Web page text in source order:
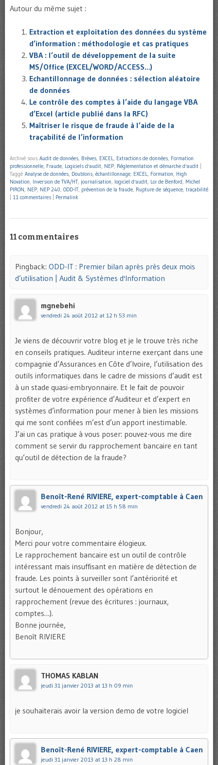
Autour du même sujet :
Extraction et exploitation des données du système
d’information : méthodologie et cas pratiques
VBA : l’outil de développement de la suite
MS/Office (EXCEL/WORD/ACCESS…)
Echantillonnage de données : sélection aléatoire
de données
Le contrôle des comptes à l’aide du langage VBA
d’Excel (article publié dans la RFC)
Maîtriser le risque de fraude à l’aide de la
traçabilité de l’information
Archivé sous Audit de données Brèves EXCEL Extractions de données Formation
professionnelle Fraude Logiciels d'audit NEP Réglementation et démarche d'audit
Taggé Analyse de données Doublons échantillonnage EXCEL Formation High
Novation Inversion de TVA/HT journalisation logiciel d'audit Loi de Benford Michel
PIRON NEP NEP 240 ODD-IT prévention de la fraude Rupture de séquence traçabilité
11 commentaires Permalink
11 commentaires
Pingback: ODD-IT : Premier bilan après près deux mois
d’utilisation | Audit & Systèmes d'Information
mgnebehi
vendredi 24 août 2012 at 12 h 53 min
Je viens de découvrir votre blog et je le trouve très riche
en conseils pratiques. Auditeur interne exerçant dans une
compagnie d’Assurances en Côte d’Ivoire, l’utilisation des
outils informatiques dans le cadre de missions d’audit est
à un stade quasi-embryonnaire. Et le fait de pouvoir
profiter de votre expérience d’Auditeur et d’expert en
systèmes d’information pour mener à bien les missions
qui me sont confiées m’est d’un apport inestimable.
J’ai un cas pratique à vous poser: pouvez-vous me dire
comment se servir du rapprochement bancaire en tant
qu’outil de détection de la fraude?
Benoît-René RIVIERE, expert-comptable à Caen
vendredi 24 août 2012 at 15 h 58 min
Bonjour,
Merci pour votre commentaire élogieux.
Le rapprochement bancaire est un outil de contrôle
intéressant mais insuffisant en matière de détection de
fraude. Les points à surveiller sont l’antériorité et
surtout le dénouement des opérations en
rapprochement (revue des écritures : journaux,
comptes…).
Bonne journée,
Benoît RIVIERE
THOMAS KABLAN
jeudi 31 janvier 2013 at 13 h 09 min
je souhaiterais avoir la version demo de votre logiciel
Benoît-René RIVIERE, expert-comptable à Caen
jeudi 31 janvier 2013 at 13 h 28 min